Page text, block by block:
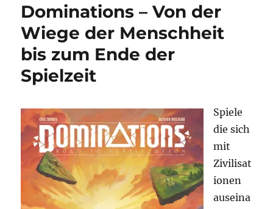
Dominations – Von der
Wiege der Menschheit
bis zum Ende der
Spielzeit
Spiele
die sich
mit
Zivilisat
ionen
auseina